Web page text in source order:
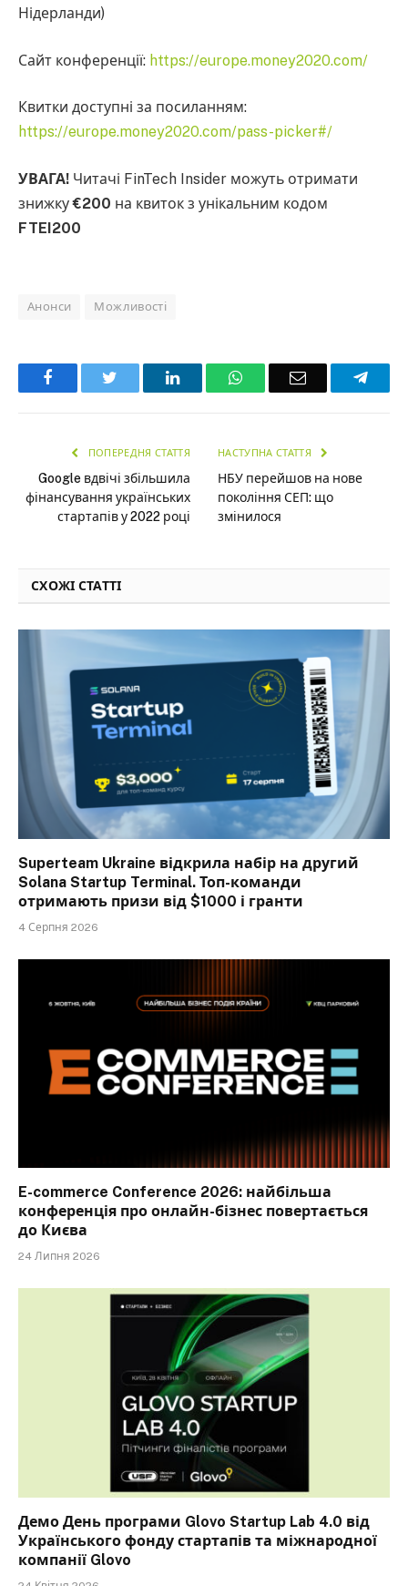
Нідерланди)
Сайт конференції: https://europe.money2020.com/
Квитки доступні за посиланням:
https://europe.money2020.com/pass-picker#/
УВАГА! Читачі FinTech Insider можуть отримати
знижку€200 на квиток з унікальним кодом
FTEI200
Анонси Можливості
Facebook LinkedInWhatsAppEmail
ПОПЕРЕДНЯ СТАТТЯ
Google вдвічі збільшила
фінансування українських
стартапів у 2022 році
НАСТУПНА СТАТТЯ
НБУ перейшов на нове
покоління СЕП: що
змінилося
СХОЖІ СТАТТІ
Superteam Ukraine відкрила набір на другий
Solana Startup Terminal. Топ-команди
отримають призи від $1000 і гранти
4 Серпня 2026
E-commerce Conference 2026: найбільша
конференція про онлайн-бізнес повертається
до Києва
24 Липня 2026
Демо День програми Glovo Startup Lab 4.0 від
Українського фонду стартапів та міжнародної
компанії Glovo